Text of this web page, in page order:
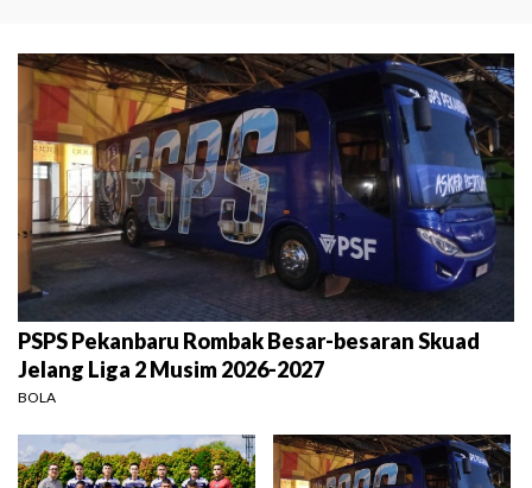
PSPS Pekanbaru Rombak Besar-besaran Skuad
Jelang Liga 2 Musim 2026-2027
BOLA